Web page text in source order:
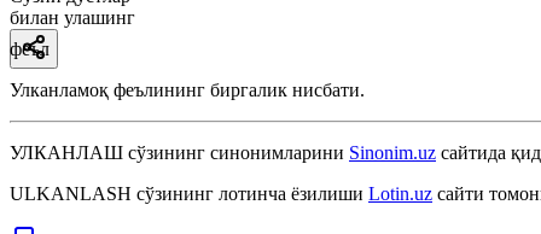
билан улашинг
феъл
Улканламоқ феълининг биргалик нисбати.
УЛКАНЛАШ сўзининг синонимларини Sinonim.uz сайтида
ULKANLASH сўзининг лотинча ёзилиши Lotin.uz сайти